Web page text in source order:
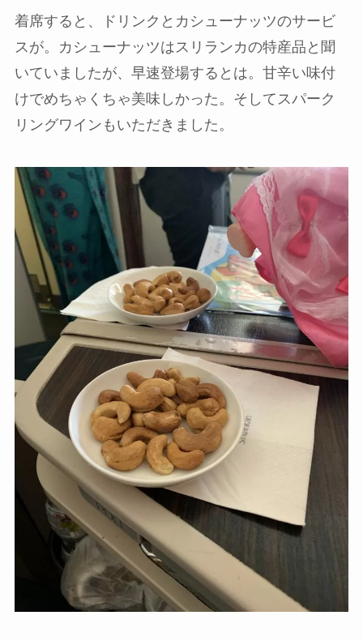
着席すると、ドリンクとカシューナッツのサービ
スが。カシューナッツはスリランカの特産品と聞
いていましたが、早速登場するとは。甘辛い味付
けでめちゃくちゃ美味しかった。そしてスパーク
リングワインもいただきました。